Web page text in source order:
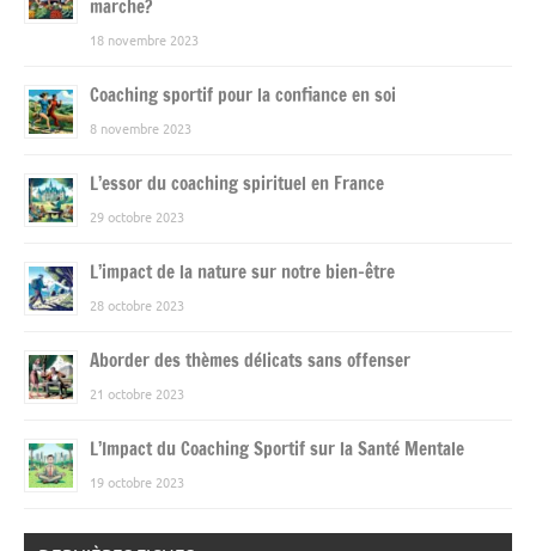
marche?
18 novembre 2023
Coaching sportif pour la confiance en soi
8 novembre 2023
L’essor du coaching spirituel en France
29 octobre 2023
L’impact de la nature sur notre bien-être
28 octobre 2023
Aborder des thèmes délicats sans offenser
21 octobre 2023
L’Impact du Coaching Sportif sur la Santé Mentale
19 octobre 2023